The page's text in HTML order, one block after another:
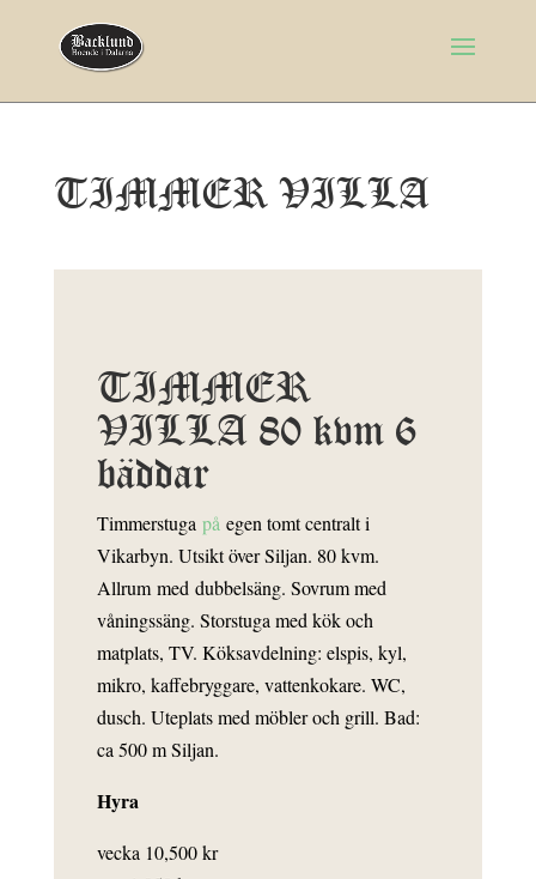
TIMMER VILLA
TIMMER
VILLA 80 kvm 6
bäddar
Timmerstuga på egen tomt centralt i
Vikarbyn. Utsikt över Siljan. 80 kvm.
Allrum med dubbelsäng. Sovrum med
våningssäng. Storstuga med kök och
matplats, TV. Köksavdelning: elspis, kyl,
mikro, kaffebryggare, vattenkokare. WC,
dusch. Uteplats med möbler och grill. Bad:
ca 500 m Siljan.
Hyra
vecka 10,500 kr